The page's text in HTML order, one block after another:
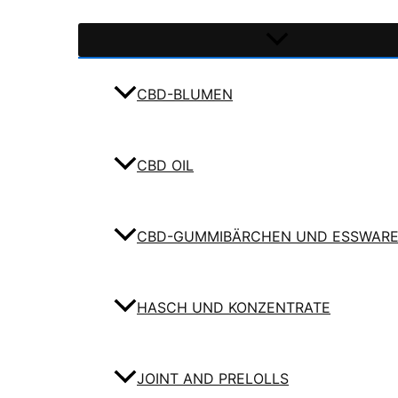
CBD-BLUMEN
CBD OIL
CBD-GUMMIBÄRCHEN UND
HASCH UND KONZENTRATE
JOINT AND PRELOLLS